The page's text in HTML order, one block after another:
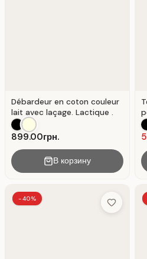
Débardeur en coton couleur
lait avec laçage. Lactique .
899.00грн.
В корзину
-40%
Add to